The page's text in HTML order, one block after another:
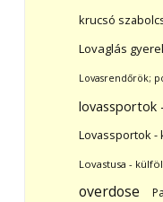
krucsó
Lovaglás
Lovasrendőrök;
lovassportok
Lovassportok -
Lovastusa -
overdose